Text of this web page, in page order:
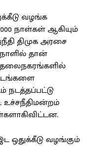
வழங்க
நாள்கள் ஆகியும்
திமுக அரசை
தான்
தலைநகரங்களில்
உச்சநீதிமன்றம்
ஒதுக்கீடு வழங்கும்